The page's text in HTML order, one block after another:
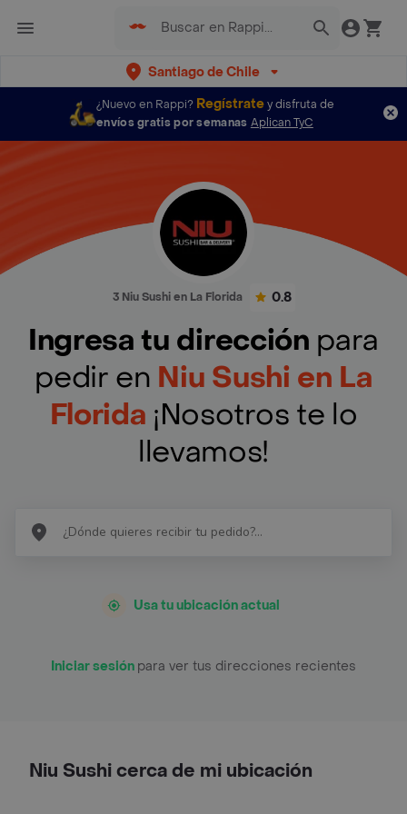
Santiago de Chile
¿Nuevo en Rappi? Regístratey disfruta de
envíos gratis por semanas Aplican TyC
3 Niu Sushi en La Florida 0.8
Ingresa tu dirección para
pedir en Niu Sushi en La
Florida ¡Nosotros te lo
llevamos!
Usa tu ubicación actual
Iniciar sesión para ver tus direcciones recientes
Niu Sushi cerca de mi ubicación